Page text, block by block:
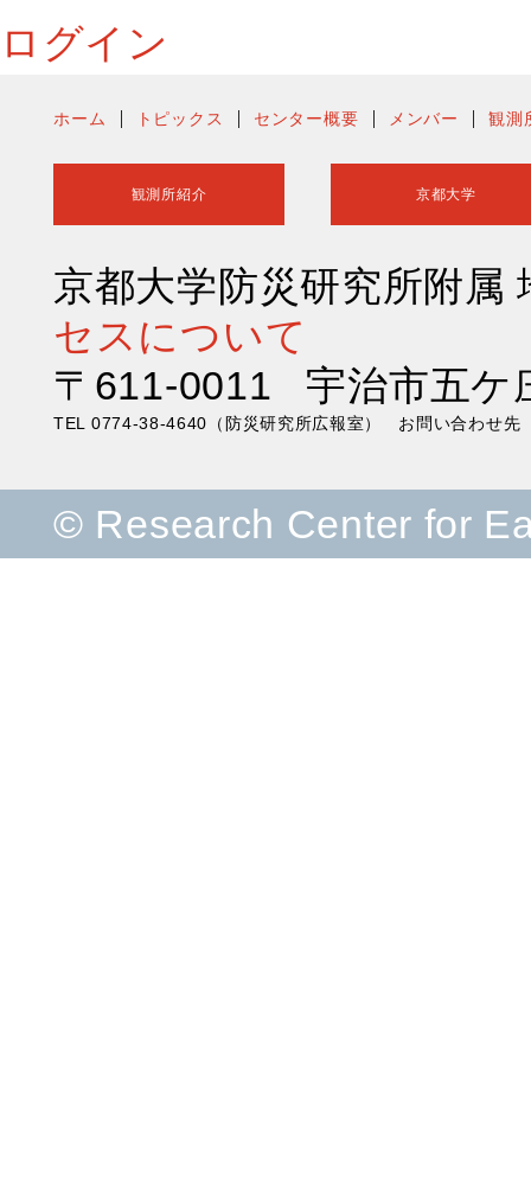
ログイン
ホーム トピックス センター概要 メンバー 観測
観測所紹介 京都大学
京都大学防災研究所附
セスについて
〒611-0011 宇治市五ケ
TEL 0774-38-4640（防災研究所広報室） お問い合わせ先
© Research Center for